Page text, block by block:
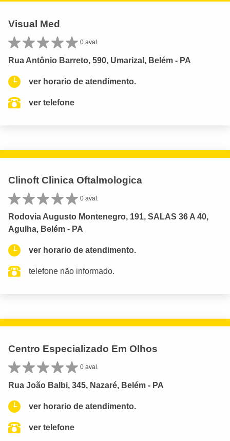
Visual Med
0 aval.
Rua Antônio Barreto, 590, Umarizal, Belém - PA
ver horario de atendimento.
ver telefone
Clinoft Clinica Oftalmologica
0 aval.
Rodovia Augusto Montenegro, 191, SALAS 36 A 40,
Agulha, Belém - PA
ver horario de atendimento.
telefone não informado.
Centro Especializado Em Olhos
0 aval.
Rua João Balbi, 345, Nazaré, Belém - PA
ver horario de atendimento.
ver telefone